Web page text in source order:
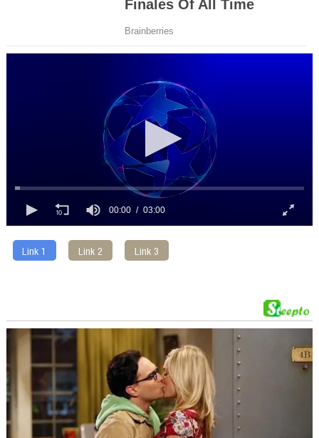
00:00 03:00
Link 1 Link 2 Link 3